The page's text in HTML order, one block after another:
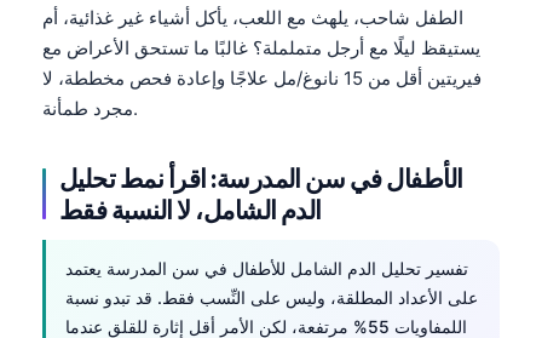
الطفل شاحب، يلهث مع اللعب، يأكل أشياء غير غذائية، أم
يستيقظ ليلًا مع أرجل متململة؟ غالبًا ما تستحق الأعراض مع
فيريتين أقل من 15 نانوغ/مل علاجًا وإعادة فحص مخططة، لا
مجرد طمأنة.
الأطفال في سن المدرسة: اقرأ نمط تحليل
الدم الشامل، لا النسبة فقط
تفسير تحليل الدم الشامل للأطفال في سن المدرسة يعتمد
على الأعداد المطلقة، وليس على النِّسب فقط. قد تبدو نسبة
اللمفاويات 55% مرتفعة، لكن الأمر أقل إثارة للقلق عندما